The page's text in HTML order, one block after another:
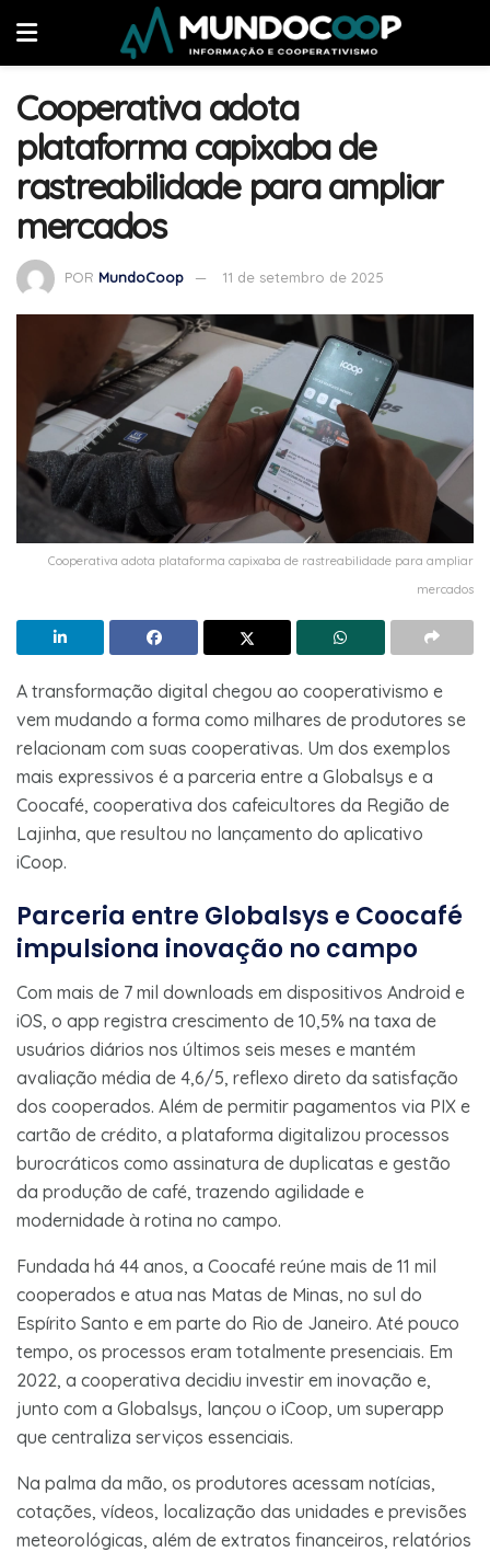
Cooperativa adota
plataforma capixaba de
rastreabilidade para ampliar
mercados
POR MundoCoop 11 de setembro de 2025
Cooperativa adota plataforma capixaba de rastreabilidade para ampliar
mercados
A transformação digital chegou ao cooperativismo e
vem mudando a forma como milhares de produtores se
relacionam com suas cooperativas. Um dos exemplos
mais expressivos é a parceria entre a Globalsys e a
Coocafé, cooperativa dos cafeicultores da Região de
Lajinha, que resultou no lançamento do aplicativo
iCoop.
Parceria entre Globalsys e Coocafé
impulsiona inovação no campo
Com mais de 7 mil downloads em dispositivos Android e
iOS, o app registra crescimento de 10,5% na taxa de
usuários diários nos últimos seis meses e mantém
avaliação média de 4,6/5, reflexo direto da satisfação
dos cooperados. Além de permitir pagamentos via PIX e
cartão de crédito, a plataforma digitalizou processos
burocráticos como assinatura de duplicatas e gestão
da produção de café, trazendo agilidade e
modernidade à rotina no campo.
Fundada há 44 anos, a Coocafé reúne mais de 11 mil
cooperados e atua nas Matas de Minas, no sul do
Espírito Santo e em parte do Rio de Janeiro. Até pouco
tempo, os processos eram totalmente presenciais. Em
2022, a cooperativa decidiu investir em inovação e,
junto com a Globalsys, lançou o iCoop, um superapp
que centraliza serviços essenciais.
Na palma da mão, os produtores acessam notícias,
cotações, vídeos, localização das unidades e previsões
meteorológicas, além de extratos financeiros, relatórios